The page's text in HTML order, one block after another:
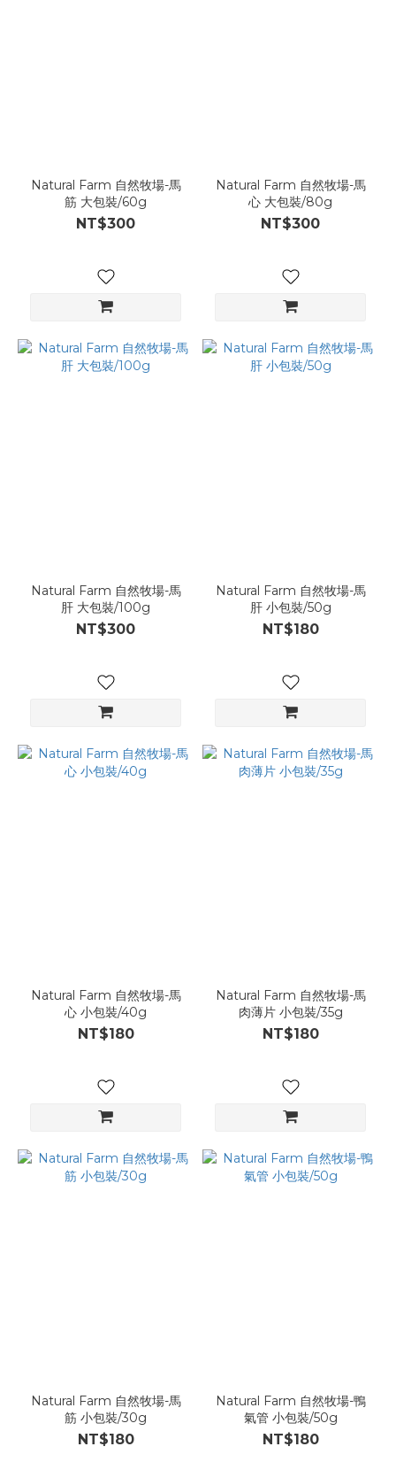
Natural Farm 自然牧場-馬
筋 大包裝/60g
NT$300
Natural Farm 自然牧場-馬
心 大包裝/80g
NT$300
Natural Farm 自然牧場-馬
肝 大包裝/100g
NT$300
Natural Farm 自然牧場-馬
肝 小包裝/50g
NT$180
Natural Farm 自然牧場-馬
心 小包裝/40g
NT$180
Natural Farm 自然牧場-馬
肉薄片 小包裝/35g
NT$180
Natural Farm 自然牧場-馬
筋 小包裝/30g
NT$180
Natural Farm 自然牧場-鴨
氣管 小包裝/50g
NT$180